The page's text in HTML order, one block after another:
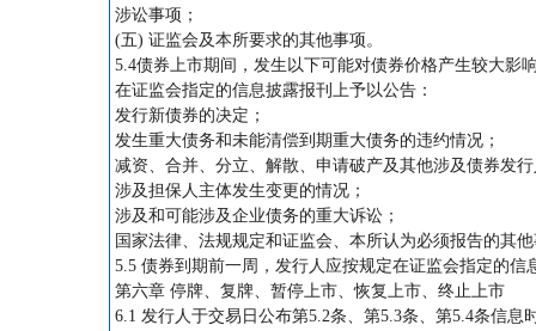
涉讼事项；
(五) 证监会及本所要求的其他事项。
5.4债券上市期间，发生以下可能对债券价格产生较大影
在证监会指定的信息披露报刊上予以公告：
发行新债券的决定；
发生重大债务和未能清偿到期重大债务的违约情况；
减资、合并、分立、解散、申请破产及其他涉及债券发
涉及担保人主体发生变更的情况；
涉及和可能涉及企业债务的重大诉讼；
国家法律、法规规定和证监会、本所认为必须报告的其
5.5 债券到期前一周，发行人应按规定在证监会指定的
第六章 停牌、复牌、暂停上市、恢复上市、终止上市
6.1 发行人于交易日公布第5.2条、第5.3条、第5.4条信